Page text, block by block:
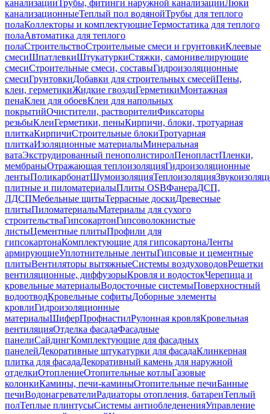
канализацииТрубы, фитинги наружной канализацииЛюки
канализационныеТеплый пол водянойТрубы для теплого
полаКоллекторы и комплектующиеТермостатика для теплого
полаАвтоматика для теплого
полаСтроительствоСтроительные смеси и грунтовкиКлеевые
смесиШпатлевкиШтукатуркиСтяжки, самонивелирующие
смесиСтроительные смеси, составыГидроизоляционные
смесиГрунтовкиДобавки для строительных смесейПены,
клеи, герметикиЖидкие гвоздиГерметикиМонтажная
пенаКлеи для обоевКлеи для напольных
покрытийОчистители, растворителиФиксаторы
резьбыКлеиГерметики, пеныКирпичи, блоки, тротуарная
плиткаКирпичиСтроительные блокиТротуарная
плиткаИзоляционные материалыМинеральная
ватаЭкструдированный пенополистиролПенопластПленки,
мембраныОтражающая теплоизоляцияГидроизоляционные
лентыПоликарбонатШумоизоляцияТеплоизоляция
плитные и пиломатериалыПлиты OSBФанераДСП,
ЛДСПМебельные щитыТеррасные доскиДревесные
плитыПиломатериалыМатериалы для сухого
строительстваГипсокартонГипсоволокнистые
листыЦементные плитыПрофили для
гипсокартонаКомплектующие для гипсокартонаЛенты
армирующиеУплотнительные лентыГипсовые и цементные
плитыВентиляторы вытяжныеСистемы воздуховодовРешетки
вентиляционные, диффузорыКровля и водостокЧерепица и
кровельные материалыВодосточные системыПоверхностный
водоотводКровельные софитыДоборные элементы
кровлиГидроизоляционные
материалыШиферПрофнастилРулонная кровляКровельная
вентиляцияОтделка фасадаФасадные
панелиСайдингКомплектующие для фасадных
панелейДекоративные штукатурки для фасадаКлинкерная
плитка для фасадаДекоративный камень для наружной
отделкиОтоплениеОтопительные котлыГазовые
колонкиКамины, печи-каминыОтопительные печиБанные
печиВодонагревателиРадиаторы отопления, батареиТеплый
полТеплые плинтусыСистемы антиобледененияУправление